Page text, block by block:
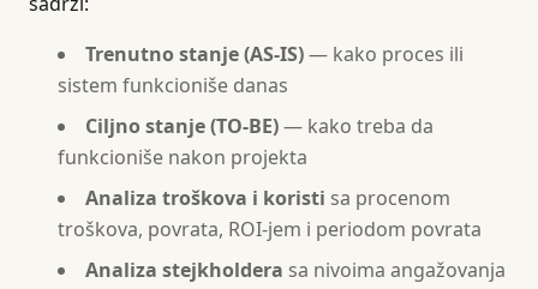
Trenutno stanje (AS-IS)— kako proces ili
sistem funkcioniše danas
Ciljno stanje (TO-BE)— kako treba da
funkcioniše nakon projekta
Analiza troškova i koristi sa procenom
troškova, povrata, ROI-jem i periodom povrata
Analiza stejkholdera sa nivoima angažovanja